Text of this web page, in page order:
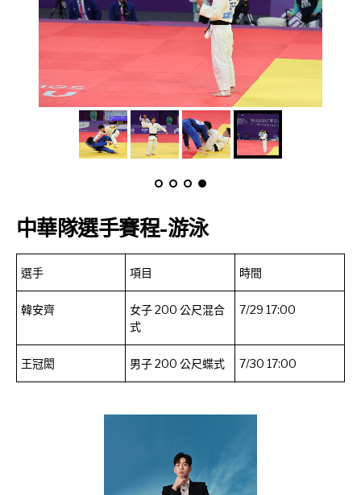
中華隊選手賽程-游泳
選手 項目 時間
韓安齊
女子 200 公尺混合
式
7/29 17:00
王冠閎 男子 200 公尺蝶式 7/30 17:00